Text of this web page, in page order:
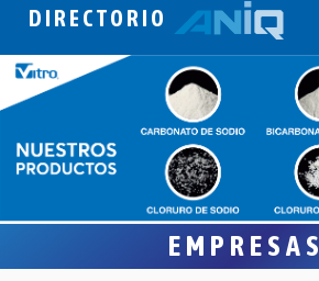
DIRECTORIO
EMPRESAS